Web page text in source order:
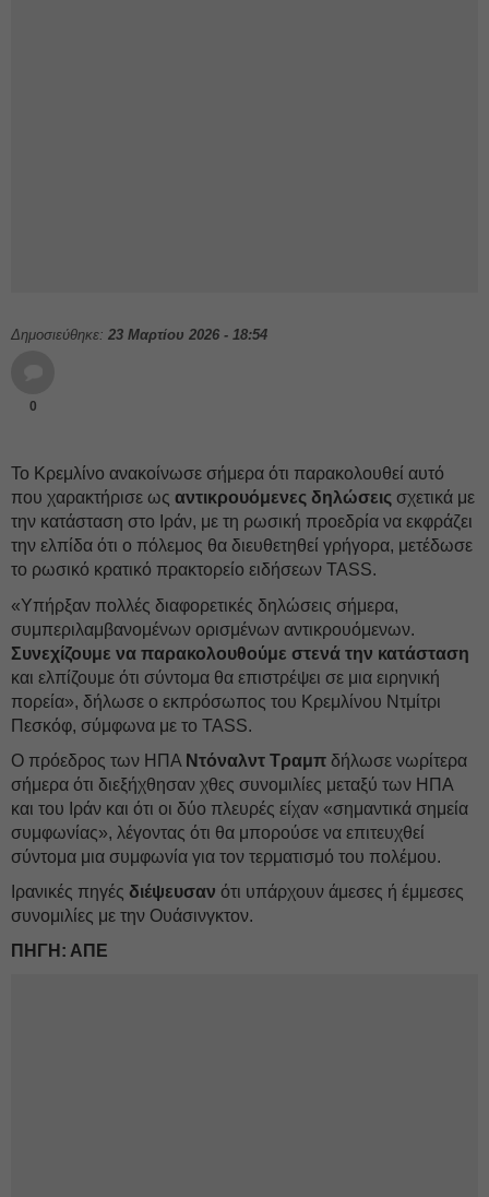
Δημοσιεύθηκε: 23 Μαρτίου 2026 - 18:54
0
Το Κρεμλίνο ανακοίνωσε σήμερα ότι παρακολουθεί αυτό
που χαρακτήρισε ως αντικρουόμενες δηλώσεις σχετικά με
την κατάσταση στο Ιράν, με τη ρωσική προεδρία να εκφράζει
την ελπίδα ότι ο πόλεμος θα διευθετηθεί γρήγορα, μετέδωσε
το ρωσικό κρατικό πρακτορείο ειδήσεων TASS.
«Υπήρξαν πολλές διαφορετικές δηλώσεις σήμερα,
συμπεριλαμβανομένων ορισμένων αντικρουόμενων.
Συνεχίζουμε να παρακολουθούμε στενά την κατάσταση
και ελπίζουμε ότι σύντομα θα επιστρέψει σε μια ειρηνική
πορεία», δήλωσε ο εκπρόσωπος του Κρεμλίνου Ντμίτρι
Πεσκόφ, σύμφωνα με το TASS.
Ο πρόεδρος των ΗΠΑ Ντόναλντ Τραμπ δήλωσε νωρίτερα
σήμερα ότι διεξήχθησαν χθες συνομιλίες μεταξύ των ΗΠΑ
και του Ιράν και ότι οι δύο πλευρές είχαν «σημαντικά σημεία
συμφωνίας», λέγοντας ότι θα μπορούσε να επιτευχθεί
σύντομα μια συμφωνία για τον τερματισμό του πολέμου.
Ιρανικές πηγές διέψευσαν ότι υπάρχουν άμεσες ή έμμεσες
συνομιλίες με την Ουάσινγκτον.
ΠΗΓΗ: ΑΠΕ